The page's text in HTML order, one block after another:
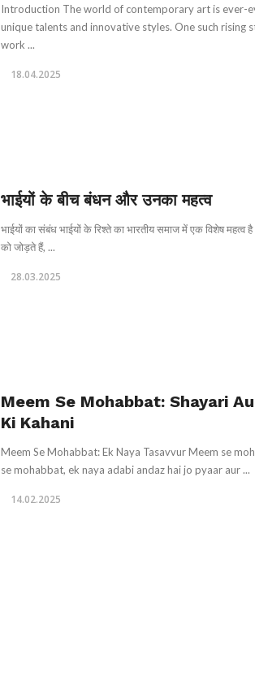
Introduction The world of contemporary art is ever-
unique talents and innovative styles. One such rising
work ...
18.04.2025
भाईयों के बीच बंधन और उनका महत्व
भाईयों का संबंध भाईयों के रिश्ते का भारतीय समाज में एक विशेष महत्व
को जोड़ते हैं, ...
28.03.2025
Meem Se Mohabbat: Shayari
Ki Kahani
Meem Se Mohabbat: Ek Naya Tasavvur Meem se
se mohabbat, ek naya adabi andaz hai jo pyaar aur ...
14.02.2025